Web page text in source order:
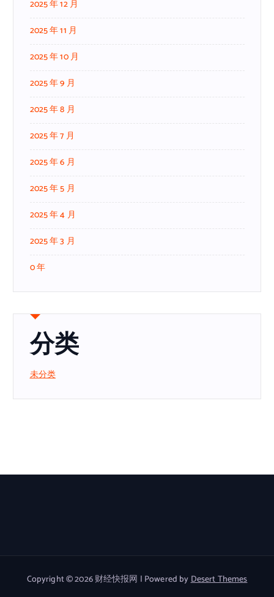
2025 年 12 月
2025 年 11 月
2025 年 10 月
2025 年 9 月
2025 年 8 月
2025 年 7 月
2025 年 6 月
2025 年 5 月
2025 年 4 月
2025 年 3 月
0 年
分类
未分类
Copyright © 2026 财经快报网 | Powered byDesert Themes